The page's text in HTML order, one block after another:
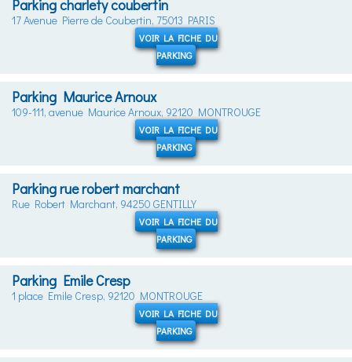
Parking charlety coubertin
17 Avenue Pierre de Coubertin, 75013 PARIS
VOIR LA FICHE DU
PARKING
Parking Maurice Arnoux
109-111, avenue Maurice Arnoux, 92120 MONTROUGE
VOIR LA FICHE DU
PARKING
Parking rue robert marchant
Rue Robert Marchant, 94250 GENTILLY
VOIR LA FICHE DU
PARKING
Parking Emile Cresp
1 place Emile Cresp, 92120 MONTROUGE
VOIR LA FICHE DU
PARKING